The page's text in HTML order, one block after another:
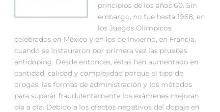
principios de los años 60. Sin
embargo, no fue hasta 1968, en
los Juegos Olímpicos
celebrados en México y en los de Invierno, en Francia,
cuando se instauraron por primera vez las pruebas
antidoping. Desde entonces, éstas han aumentado en
cantidad, calidad y complejidad porque el tipo de
drogas, las formas de administración y los métodos
para superar fraudulentamente los exámenes mejoran
día a día. Debido a los efectos negativos del dopaje en